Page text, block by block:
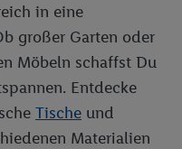
in eine
großer Garten oder
Möbeln schaffst Du
Entdecke
Tische und
Materialien
und Aufdeckung
und Anzeige
und Kombination
Verknüpfung
von Geräten anhand
Messung des